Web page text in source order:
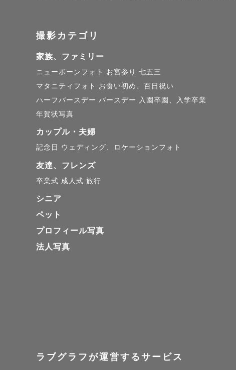
撮影カテゴリ
家族、ファミリー
ニューボーンフォト お宮参り 七五三
マタニティフォト
お食い初め、百日祝い
ハーフバースデー バースデー
入園卒園、入学卒業
年賀状写真
カップル・夫婦
記念日 ウェディング、ロケーションフォト
友達、フレンズ
卒業式 成人式 旅行
シニア
ペット
プロフィール写真
法人写真
ラブグラフが運営するサービス